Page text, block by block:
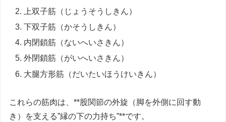
上双子筋（じょうそうしきん）
下双子筋（かそうしきん）
内閉鎖筋（ないへいさきん）
外閉鎖筋（がいへいさきん）
大腿方形筋（だいたいほうけいきん）
これらの筋肉は、**股関節の外旋（脚を外側に回す動
き）を支える”縁の下の力持ち”**です。